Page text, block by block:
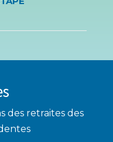
des retraites des